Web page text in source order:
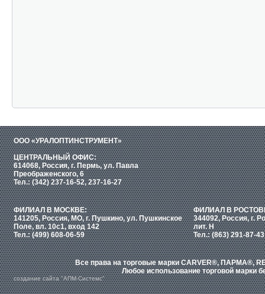
ООО «УРАЛОПТИНСТРУМЕНТ»
ЦЕНТРАЛЬНЫЙ ОФИС:
614068, Россия, г. Пермь, ул. Павла
Преображенского, 6
Тел.: (342) 237-16-52, 237-16-27
ФИЛИАЛ В МОСКВЕ:
141205, Россия, МО, г. Пушкино, ул. Пушкинское
Поле, вл. 10с1, вход 142
Тел.: (499) 608-06-59
ФИЛИАЛ В
344092, Россия, г.
лит. Н
Тел.: (863) 291-87-43
Все права на торговые марки CARVER®, ПАРМА®,
Любое использование торговой марки
создание сайта "АПМ-Системс"